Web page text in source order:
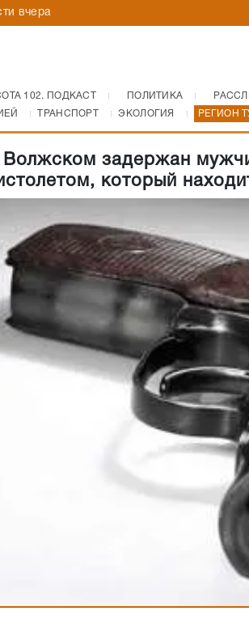
вчера
102. ПОДКАСТ ПОЛИТИКА
ТРАНСПОРТ ЭКОЛОГИЯ РЕГИОН
Волжском задержан
который